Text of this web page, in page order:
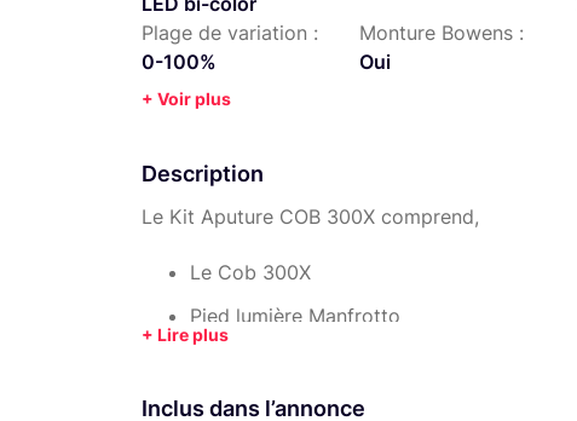
Plage de variation :
0-100%
Monture Bowens :
Oui
+ Voir plus
Description
Le Kit Aputure COB 300X comprend,
Le Cob 300X
Pied lumière Manfrotto
Inclus dans l’annonce